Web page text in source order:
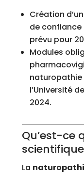
Création
de confiance
prévu pour
Modules
naturopathie
l’Université
2024.
Qu’est-ce
La